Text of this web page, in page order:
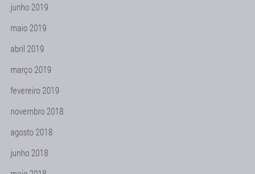
junho 2019
maio 2019
abril 2019
março 2019
fevereiro 2019
novembro 2018
agosto 2018
junho 2018